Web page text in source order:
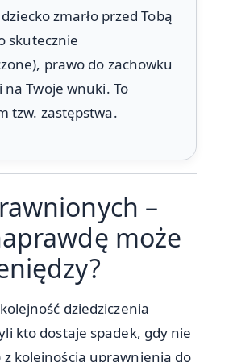
zmarło przed Tobą
skutecznie
prawo do zachowku
na Twoje wnuki. To
tzw. zastępstwa.
–
może
dziedziczenia
kto dostaje spadek, gdy nie
kolejnością uprawnienia do